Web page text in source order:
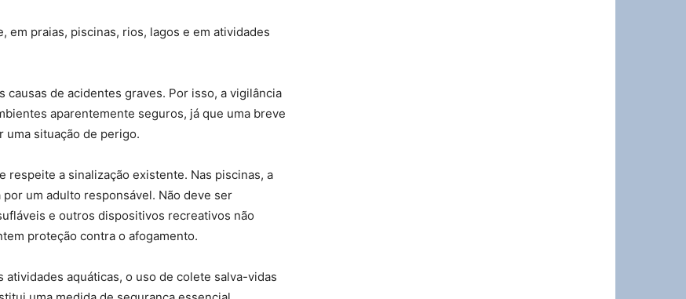
em praias, piscinas, rios, lagos e em atividades
causas de acidentes graves. Por isso, a vigilância
aparentemente seguros, já que uma breve
uma situação de perigo.
respeite a sinalização existente. Nas piscinas, a
um adulto responsável. Não deve ser
e outros dispositivos recreativos não
proteção contra o afogamento.
aquáticas, o uso de colete salva-vidas